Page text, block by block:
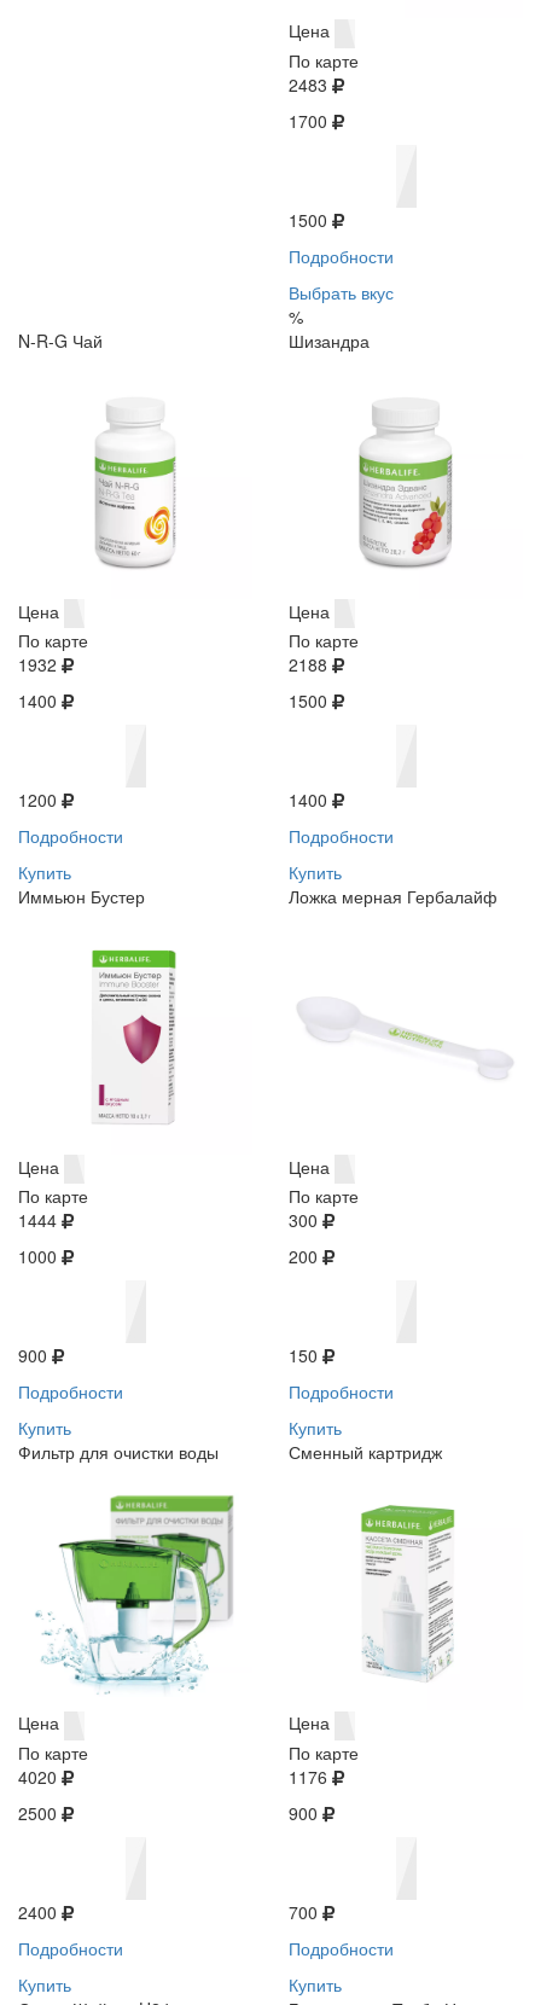
Цена
По карте
2483
1700
1500
Подробности
Выбрать вкус
%
N-R-G Чай
Цена
По карте
1932
1400
1200
Подробности
Купить
Шизандра
Цена
По карте
2188
1500
1400
Подробности
Купить
Иммьюн Бустер
Цена
По карте
1444
1000
900
Подробности
Купить
Ложка мерная Гербалайф
Цена
По карте
300
200
150
Подробности
Купить
Фильтр для очистки воды
Цена
По карте
4020
2500
2400
Подробности
Купить
Сменный картридж
Цена
По карте
1176
900
700
Подробности
Купить